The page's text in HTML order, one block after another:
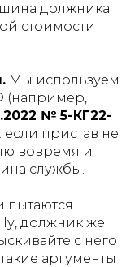
должника
стоимости
Мы используем
(например,
№ 5-КГ22-
если пристав не
вовремя и
службы.
пытаются
должник же
с него
аргументы